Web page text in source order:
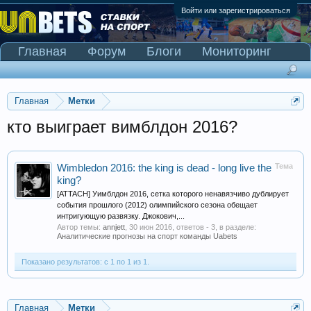
Войти или зарегистрироваться
Главная Метки
кто выиграет вимблдон 2016?
Тема
Wimbledon 2016: the king is dead - long live the
king?
[ATTACH] Уимблдон 2016, сетка которого ненавязчиво дублирует
события прошлого (2012) олимпийского сезона обещает
интригующую развязку. Джокович,...
Автор темы: annjett 30 июн 2016 , ответов - 3, в разделе:
Аналитические прогнозы на спорт команды Uabets
Показано результатов: с 1 по 1 из 1.
Главная Метки
Главная Форум Блоги
Мониторинг
Сканер Pinnacle